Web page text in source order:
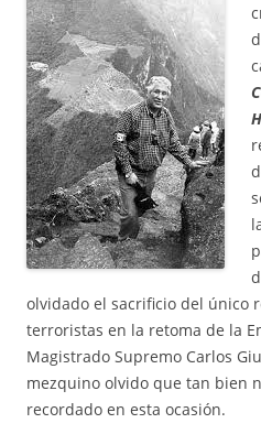
olvidado el sacrificio del único
terroristas en la retoma de la
Magistrado Supremo Carlos
mezquino olvido que tan bien
recordado en esta ocasión.